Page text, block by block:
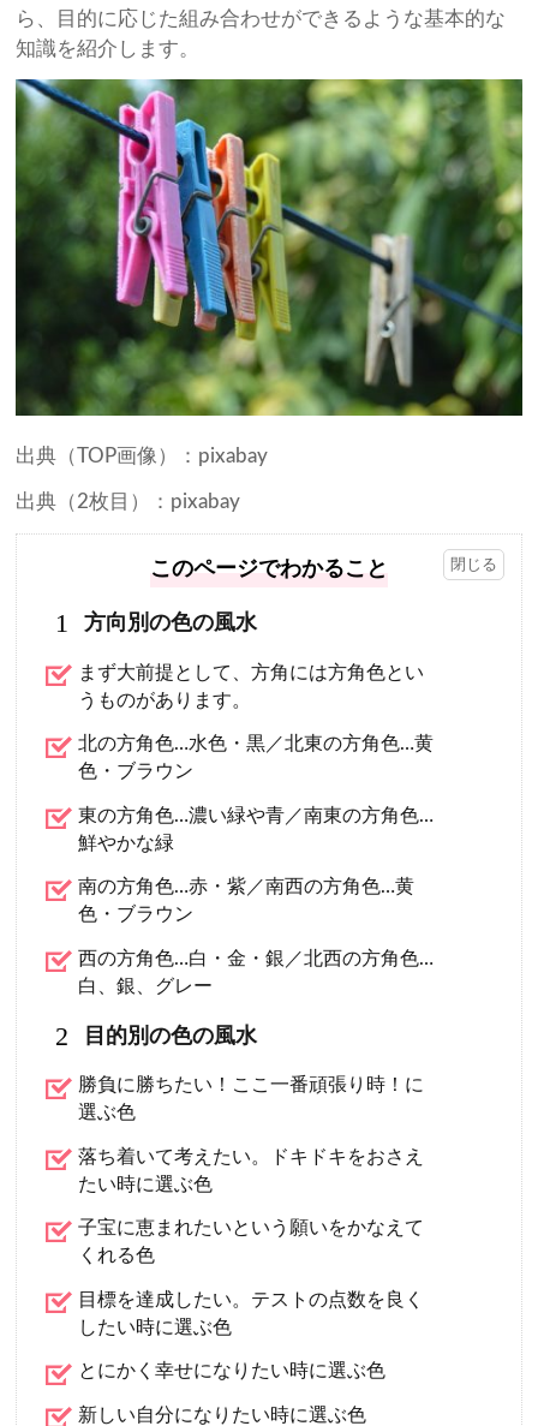
ら、目的に応じた組み合わせができるような基本的な
知識を紹介します。
出典（TOP画像）：pixabay
出典（2枚目）：pixabay
このページでわかること
1 方向別の色の風水
まず大前提として、方角には方角色とい
うものがあります。
北の方角色…水色・黒／北東の方角色…黄
色・ブラウン
東の方角色…濃い緑や青／南東の方角色…
鮮やかな緑
南の方角色…赤・紫／南西の方角色…黄
色・ブラウン
西の方角色…白・金・銀／北西の方角色…
白、銀、グレー
2 目的別の色の風水
勝負に勝ちたい！ここ一番頑張り時！に
選ぶ色
落ち着いて考えたい。ドキドキをおさえ
たい時に選ぶ色
子宝に恵まれたいという願いをかなえて
くれる色
目標を達成したい。テストの点数を良く
したい時に選ぶ色
とにかく幸せになりたい時に選ぶ色
新しい自分になりたい時に選ぶ色